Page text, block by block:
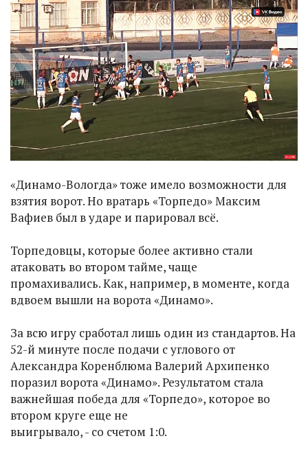
«Динамо-Вологда» тоже имело возможности для
взятия ворот. Но вратарь «Торпедо» Максим
Вафиев был в ударе и парировал всё.
Торпедовцы, которые более активно стали
атаковать во втором тайме, чаще
промахивались. Как, например, в моменте, когда
вдвоем вышли на ворота «Динамо».
За всю игру сработал лишь один из стандартов. На
52-й минуте после подачи с углового от
Александра Коренблюма Валерий Архипенко
поразил ворота «Динамо». Результатом стала
важнейшая победа для «Торпедо», которое во
втором круге еще не
выигрывало, - со счетом 1:0.